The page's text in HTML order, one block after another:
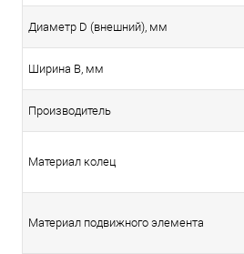
Диаметр D (внешний), мм
Ширина B, мм
Производитель
Материал колец
Материал подвижного элемента